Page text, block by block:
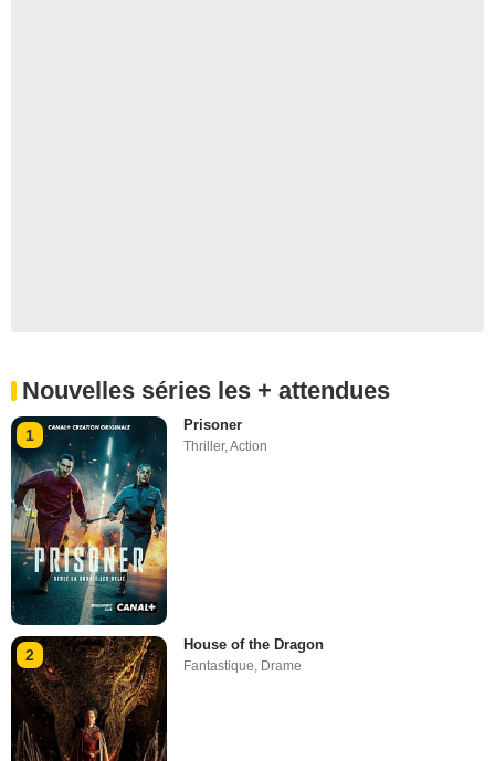
Nouvelles séries les + attendues
1
Prisoner
Thriller,Action
2
House of the Dragon
Fantastique Drame